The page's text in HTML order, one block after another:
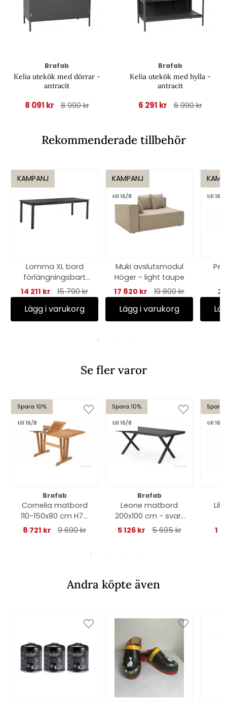
Brafab
Kelia utekök med dörrar -
antracit
8 091 kr 8 990 kr
Brafab
Kelia utekök med hylla -
antracit
6 291 kr 6 990 kr
Rekommenderade tillbehör
KAMPANJ
Lomma XL bord
förlängningsbart
260-380x100 H73
cm - svart
14 211 kr 15 790 kr
Lägg i varukorg
KAMPANJ
till 16/8
Muki avslutsmodul
Höger - light taupe
17 820 kr
19 800 kr
Lägg i varukorg
till 16/8
Se fler varor
Spara 10%
till 16/8
Brafab
Cornelia matbord
110-150x80 cm H74
cm - teak
8 721 kr 9 690 kr
Spara 10%
till 16/8
Brafab
Leone matbord
200x100 cm - svart
matt/grå
5 126 kr 5 695 kr
Spara
till 16/8
1
Andra köpte även